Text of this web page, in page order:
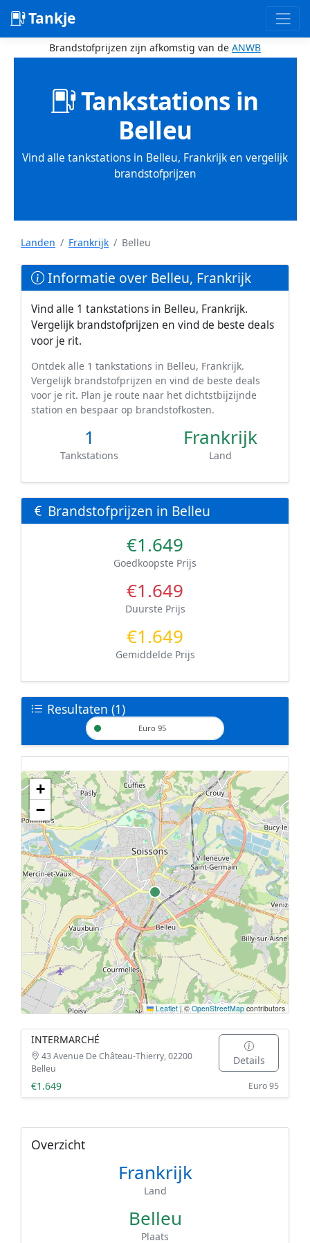
Tankje
Brandstofprijzen zijn afkomstig van de ANWB
Tankstations in
Belleu
Vind alle tankstations in Belleu, Frankrijk en vergelijk
brandstofprijzen
Landen Frankrijk Belleu
Informatie over Belleu, Frankrijk
Vind alle 1 tankstations in Belleu, Frankrijk.
Vergelijk brandstofprijzen en vind de beste deals
voor je rit.
Ontdek alle 1 tankstations in Belleu, Frankrijk.
Vergelijk brandstofprijzen en vind de beste deals
voor je rit. Plan je route naar het dichtstbijzijnde
station en bespaar op brandstofkosten.
1
Tankstations
Frankrijk
Land
Brandstofprijzen in Belleu
€1.649
Goedkoopste Prijs
€1.649
Duurste Prijs
€1.649
Gemiddelde Prijs
Resultaten (1)
Euro 95
Geen tankstations met locatiegegevens gevonden.
De kaart kan niet worden weergegeven zonder GPS coördinaten.
+
−
Leaflet | © OpenStreetMap contributors
INTERMARCHÉ
43 Avenue De Château-Thierry, 02200
Belleu
Details
€1.649
Euro 95
Overzicht
Frankrijk
Land
Belleu
Plaats